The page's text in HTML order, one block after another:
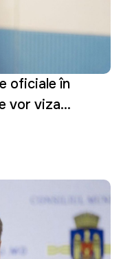
oficiale în
vor viza
Moldova